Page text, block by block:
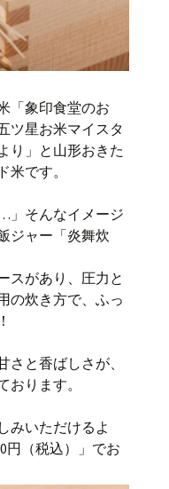
「象印食堂のお
ツ星お米マイスタ
り」と山形おきた
米です。
」そんなイメージ
ジャー「炎舞炊
スがあり、圧力と
の炊き方で、ふっ
と香ばしさが、
ります。
みいただけるよ
円（税込）」でお